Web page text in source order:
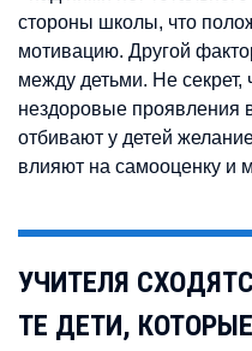
стороны школы, что
мотивацию. Другой
между детьми. Не секрет,
нездоровые проявления
отбивают у детей
влияют на самооценку и
УЧИТЕЛЯ
ТЕ ДЕТИ,